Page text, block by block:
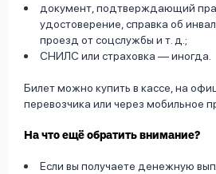
документ, подтверждающий
удостоверение, справка об
проезд от соцслужбы и т. д.;
СНИЛС или страховка — иногда.
Билет можно купить в кассе, на
перевозчика или через мобильное
На что ещё обратить внимание?
Если вы получаете денежную